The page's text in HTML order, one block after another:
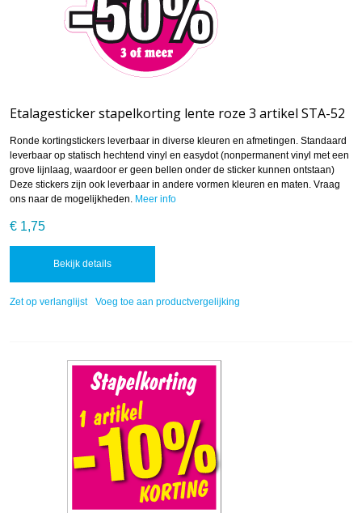
Etalagesticker stapelkorting lente roze 3 artikel STA-52
Ronde kortingstickers leverbaar in diverse kleuren en afmetingen. Standaard
leverbaar op statisch hechtend vinyl en easydot (nonpermanent vinyl met een
grove lijnlaag, waardoor er geen bellen onder de sticker kunnen ontstaan)
Deze stickers zijn ook leverbaar in andere vormen kleuren en maten. Vraag
ons naar de mogelijkheden. Meer info
€ 1,75
Bekijk details
Zet op verlanglijst Voeg toe aan productvergelijking